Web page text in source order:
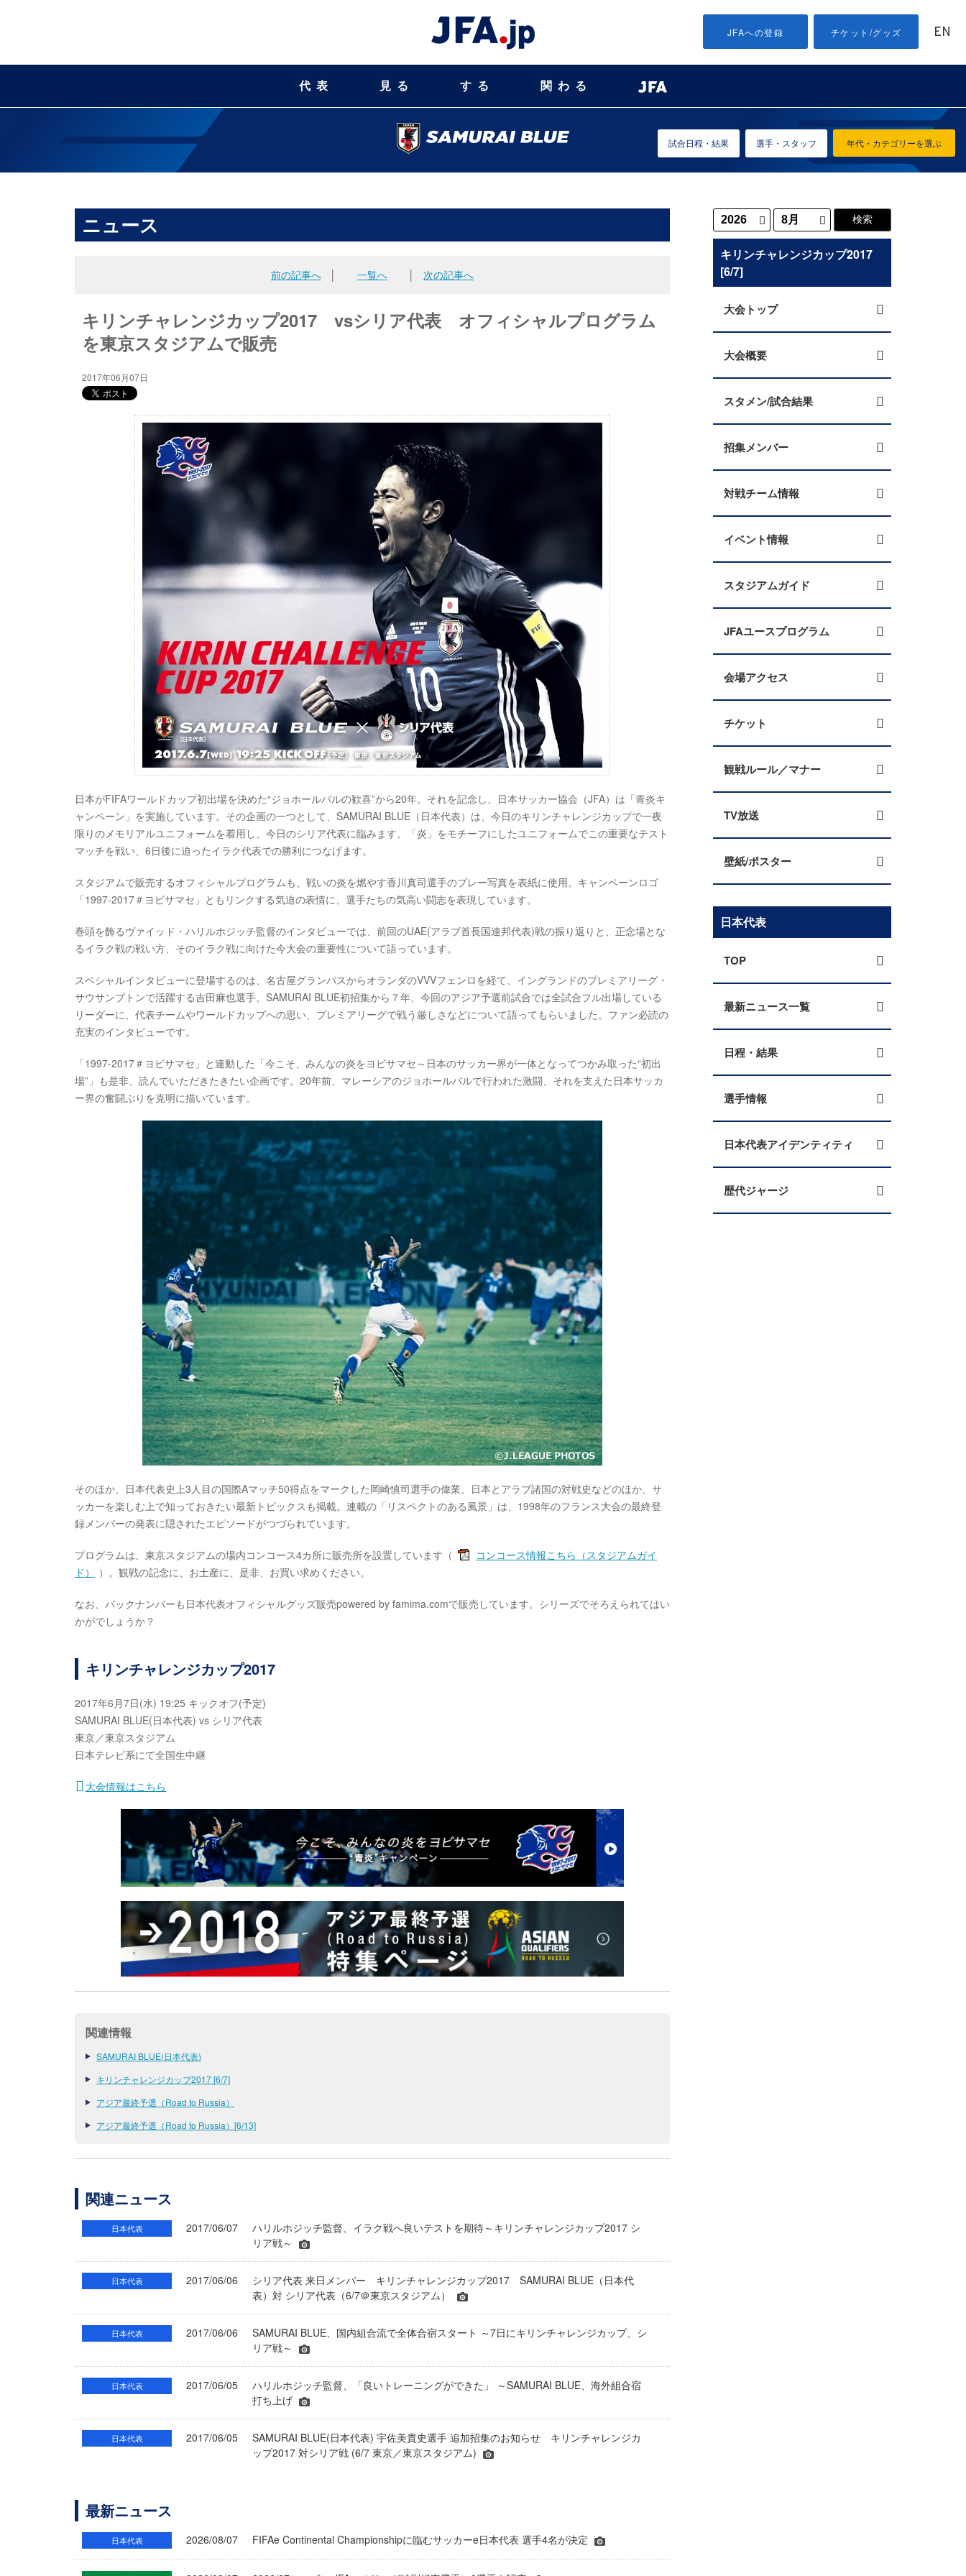
JFAへの登録 チケット/グッズ EN
代表 見る する 関わる
年代・カテゴリーを選ぶ
試合日程・結果 選手・スタッフ
ニュース
前の記事へ│ 一覧へ 次の記事へ
キリンチャレンジカップ2017 vsシリア代表 オフィシャルプログラム
を東京スタジアムで販売
2017年06月07日
日本がFIFAワールドカップ初出場を決めた“ジョホールバルの歓喜”から20年。それを記念し、日本サッカー協会（JFA）は「青炎キ
ャンペーン」を実施しています。その企画の一つとして、SAMURAI BLUE（日本代表）は、今日のキリンチャレンジカップで一夜
限りのメモリアルユニフォームを着用し、今日のシリア代表に臨みます。「炎」をモチーフにしたユニフォームでこの重要なテスト
マッチを戦い、6日後に迫ったイラク代表での勝利につなげます。
スタジアムで販売するオフィシャルプログラムも、戦いの炎を燃やす香川真司選手のプレー写真を表紙に使用。キャンペーンロゴ
「1997-2017＃ヨビサマセ」ともリンクする気迫の表情に、選手たちの気高い闘志を表現しています。
巻頭を飾るヴァイッド・ハリルホジッチ監督のインタビューでは、前回のUAE(アラブ首長国連邦代表)戦の振り返りと、正念場とな
るイラク戦の戦い方、そのイラク戦に向けた今大会の重要性について語っています。
スペシャルインタビューに登場するのは、名古屋グランパスからオランダのVVVフェンロを経て、イングランドのプレミアリーグ・
サウサンプトンで活躍する吉田麻也選手。SAMURAI BLUE初招集から７年、今回のアジア予選前試合では全試合フル出場している
リーダーに、代表チームやワールドカップへの思い、プレミアリーグで戦う厳しさなどについて語ってもらいました。ファン必読の
充実のインタビューです。
「1997-2017＃ヨビサマセ」と連動した「今こそ、みんなの炎をヨビサマセ～日本のサッカー界が一体となってつかみ取った“初出
場”」も是非、読んでいただきたきたい企画です。20年前、マレーシアのジョホールバルで行われた激闘、それを支えた日本サッカ
ー界の奮闘ぶりを克明に描いています。
そのほか、日本代表史上3人目の国際Aマッチ50得点をマークした岡崎慎司選手の偉業、日本とアラブ諸国の対戦史などのほか、サ
ッカーを楽しむ上で知っておきたい最新トピックスも掲載。連載の「リスペクトのある風景」は、1998年のフランス大会の最終登
録メンバーの発表に隠されたエピソードがつづられています。
プログラムは、東京スタジアムの場内コンコース4カ所に販売所を設置しています（
コンコース情報こちら（スタジアムガイ
ド）
）。観戦の記念に、お土産に、是非、お買い求めください。
なお、バックナンバーも日本代表オフィシャルグッズ販売powered by famima.comで販売しています。シリーズでそろえられてはい
かがでしょうか？
キリンチャレンジカップ2017
2017年6月7日(水) 19:25 キックオフ(予定)
SAMURAI BLUE(日本代表) vs シリア代表
東京／東京スタジアム
日本テレビ系にて全国生中継
大会情報はこちら
関連情報
SAMURAI BLUE(日本代表)
キリンチャレンジカップ2017 [6/7]
アジア最終予選（Road to Russia）
アジア最終予選（Road to Russia）[6/13]
関連ニュース
日本代表 2017/06/07
ハリルホジッチ監督、イラク戦へ良いテストを期待～キリンチャレンジカップ2017 シ
リア戦～
日本代表 2017/06/06
シリア代表 来日メンバー キリンチャレンジカップ2017 SAMURAI BLUE（日本代
表）対 シリア代表（6/7＠東京スタジアム）
日本代表 2017/06/06
SAMURAI BLUE、国内組合流で全体合宿スタート ～7日にキリンチャレンジカップ、シ
リア戦～
日本代表 2017/06/05
ハリルホジッチ監督、「良いトレーニングができた」 ～SAMURAI BLUE、海外組合宿
打ち上げ
日本代表 2017/06/05
SAMURAI BLUE(日本代表) 宇佐美貴史選手 追加招集のお知らせ キリンチャレンジカ
ップ2017 対シリア戦 (6/7 東京／東京スタジアム)
最新ニュース
日本代表 2026/08/07 FIFAe Continental Championshipに臨むサッカーe日本代表 選手4名が決定
キリンチャレンジカップ2017
[6/7]
大会トップ
大会概要
スタメン/試合結果
招集メンバー
対戦チーム情報
イベント情報
スタジアムガイド
JFAユースプログラム
会場アクセス
チケット
観戦ルール／マナー
TV放送
壁紙/ポスター
日本代表
TOP
最新ニュース一覧
日程・結果
選手情報
日本代表アイデンティティ
歴代ジャージ